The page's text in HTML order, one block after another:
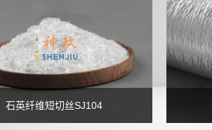
石英纤维短切丝SJ104